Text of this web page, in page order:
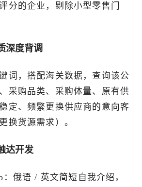
分的企业，剔除小型零售门
深度背调
词，搭配海关数据，查询该公
采购品类、采购体量、原有供
定、频繁更换供应商的意向客
换货源需求）。
达开发
俄语 / 英文简短自我介绍，